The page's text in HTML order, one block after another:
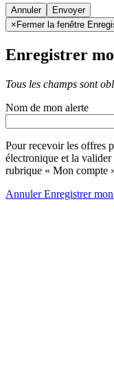
Annuler
× Fermer la fenêtre
Enregistrer
Tous les champs sont
Nom de mon alerte
Pour recevoir les offres
électronique et la valider
rubrique « Mon compte
AnnulerEnregistrer